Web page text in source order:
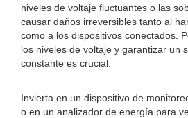
niveles de voltaje fluctuantes o las
causar daños irreversibles tanto al
como a los dispositivos conectados.
los niveles de voltaje y garantizar un
constante es crucial.
Invierta en un dispositivo de
o en un analizador de energía para